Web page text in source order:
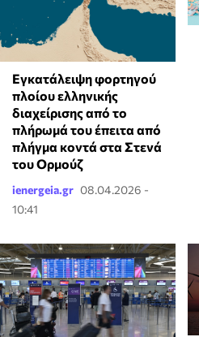
Εγκατάλειψη φορτηγού
πλοίου ελληνικής
διαχείρισης από το
πλήρωμά του έπειτα από
πλήγμα κοντά στα Στενά
του Ορμούζ
ienergeia.gr 08.04.2026 -
10:41